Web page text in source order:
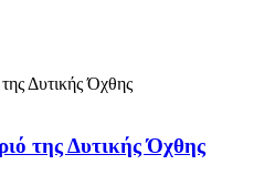
της Δυτικής Όχθης